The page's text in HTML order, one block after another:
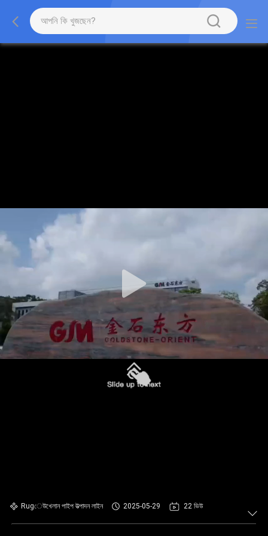
Rugেউখেলান পাইপ উত্পাদন লাইন 2025-05-29 22 ভিউ